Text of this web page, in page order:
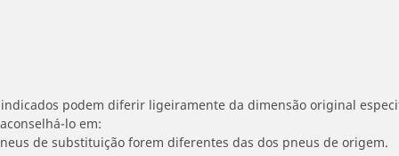
podem diferir ligeiramente da dimensão original
lo em:
de substituição forem diferentes das dos pneus de origem.